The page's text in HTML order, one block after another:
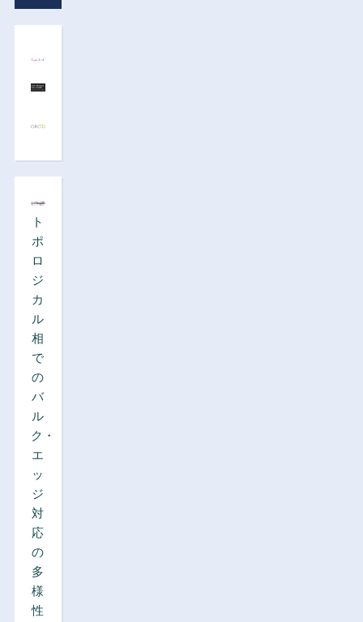
ト
ポ
ロ
ジ
カ
ル
相
で
の
バ
ル
ク・
エ
ッ
ジ
対
応
の
多
様
性